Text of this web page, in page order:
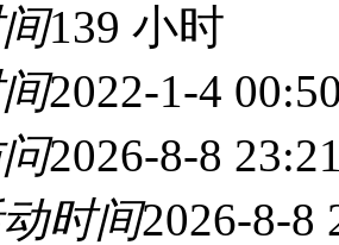
139 小时
2022-1-4
2026-8-8
动时间2026-8-8